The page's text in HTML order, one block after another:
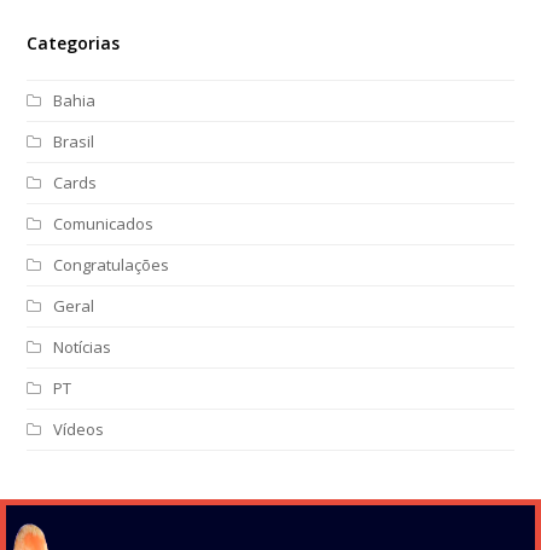
Categorias
Bahia
Brasil
Cards
Comunicados
Congratulações
Geral
Notícias
PT
Vídeos